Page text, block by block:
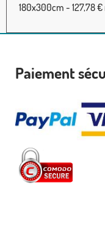
180x300cm - 127,78
Paiement